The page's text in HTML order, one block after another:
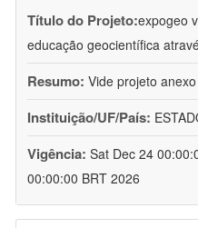
Título do Projeto:expogeo
educação geocientífica
Resumo: Vide projeto anexo
Instituição/UF/País:
Vigência: Sat Dec 24
00:00:00 BRT 2026